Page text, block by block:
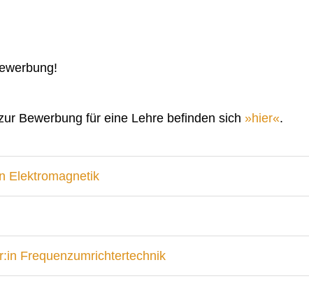
Bewerbung für eine Lehre befinden sich hier .
Elektromagnetik
Frequenzumrichtertechnik